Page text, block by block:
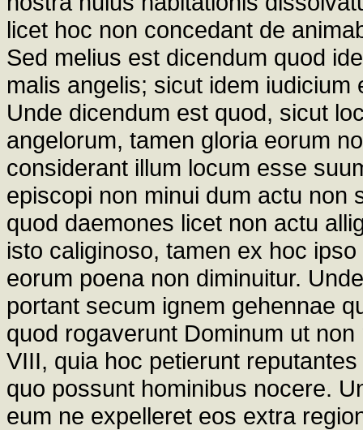
licet hoc non concedant de
Sed melius est dicendum quod
malis angelis; sicut idem
Unde dicendum est quod, sicut
angelorum, tamen gloria eorum
considerant illum locum esse
episcopi non minui dum actu non
quod daemones licet non actu
isto caliginoso, tamen ex hoc
eorum poena non diminuitur.
portant secum ignem gehennae
quod rogaverunt Dominum ut
VIII, quia hoc petierunt
quo possunt hominibus nocere.
eum ne expelleret eos extra